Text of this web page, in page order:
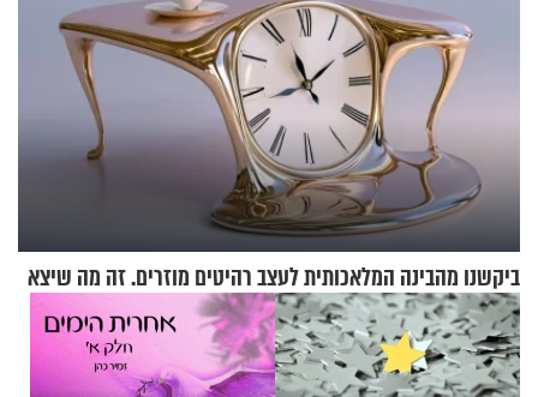
ביקשנו מהבינה המלאכותית לעצב רהיטים מוזרים. זה מה שיצא